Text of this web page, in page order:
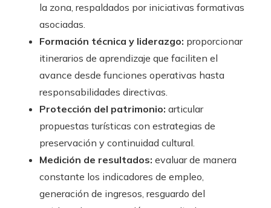
la zona, respaldados por iniciativas formativas
asociadas.
Formación técnica y liderazgo: proporcionar
itinerarios de aprendizaje que faciliten el
avance desde funciones operativas hasta
responsabilidades directivas.
Protección del patrimonio: articular
propuestas turísticas con estrategias de
preservación y continuidad cultural.
Medición de resultados: evaluar de manera
constante los indicadores de empleo,
generación de ingresos, resguardo del